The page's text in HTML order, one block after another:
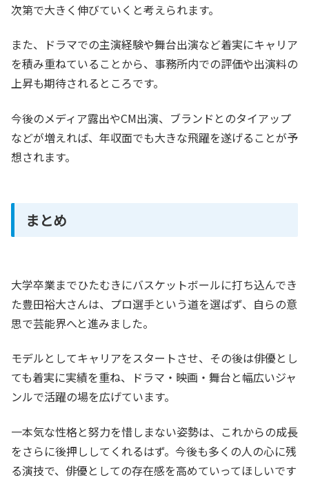
次第で大きく伸びていくと考えられます。
また、ドラマでの主演経験や舞台出演など着実にキャリア
を積み重ねていることから、事務所内での評価や出演料の
上昇も期待されるところです。
今後のメディア露出やCM出演、ブランドとのタイアップ
などが増えれば、年収面でも大きな飛躍を遂げることが予
想されます。
まとめ
大学卒業までひたむきにバスケットボールに打ち込んでき
た豊田裕大さんは、プロ選手という道を選ばず、自らの意
思で芸能界へと進みました。
モデルとしてキャリアをスタートさせ、その後は俳優とし
ても着実に実績を重ね、ドラマ・映画・舞台と幅広いジャ
ンルで活躍の場を広げています。
一本気な性格と努力を惜しまない姿勢は、これからの成長
をさらに後押ししてくれるはず。今後も多くの人の心に残
る演技で、俳優としての存在感を高めていってほしいです